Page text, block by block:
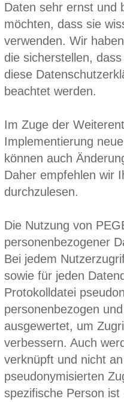
Daten sehr ernst und
möchten, dass sie
verwenden. Wir
die sicherstellen,
diese
beachtet werden.
Im Zuge der
Implementierung
können auch
Daher empfehlen wir
durchzulesen.
Die Nutzung von
personenbezogener
Bei jedem
sowie für jeden
Protokolldatei
personenbezogen
ausgewertet, um
verbessern. Auch
verknüpft und nicht
pseudonymisierten
spezifische Person